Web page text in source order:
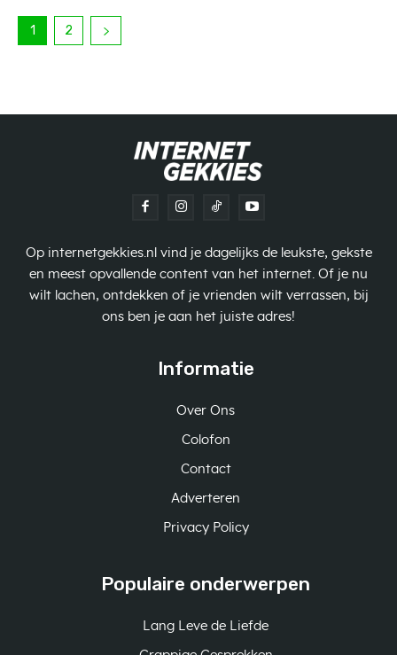
1 2
Op internetgekkies.nl vind je dagelijks de leukste, gekste
en meest opvallende content van het internet. Of je nu
wilt lachen, ontdekken of je vrienden wilt verrassen, bij
ons ben je aan het juiste adres!
Informatie
Over Ons
Colofon
Contact
Adverteren
Privacy Policy
Populaire onderwerpen
Lang Leve de Liefde